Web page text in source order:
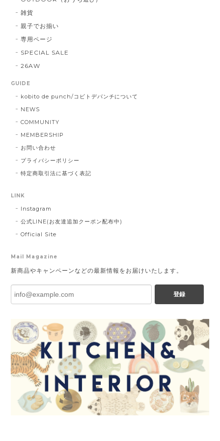
雑貨
親子でお揃い
専用ページ
SPECIAL SALE
26AW
GUIDE
kobito de punch/コビトデパンチについて
NEWS
COMMUNITY
MEMBERSHIP
お問い合わせ
プライバシーポリシー
特定商取引法に基づく表記
LINK
Instagram
公式LINE(お友達追加クーポン配布中)
Official Site
Mail Magazine
新商品やキャンペーンなどの最新情報をお届けいたします。
登録